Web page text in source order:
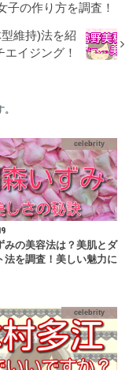
子の作り方を調査！
維持)法を紹
イジング！
celebrity
みの美容法は？美肌とダ
法を調査！美しい魅力に
celebrity